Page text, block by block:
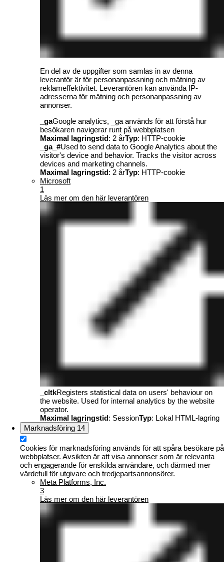
En del av de uppgifter som samlas in av denna
leverantör är för personanpassning och mätning av
reklameffektivitet. Leverantören kan använda IP-
adresserna för mätning och personanpassning av
annonser.
_gaGoogle analytics, _ga används för att förstå hur
besökaren navigerar runt på webbplatsen
Maximal lagringstid: 2 årTyp: HTTP-cookie
_ga_#Used to send data to Google Analytics about the
visitor's device and behavior. Tracks the visitor across
devices and marketing channels.
Maximal lagringstid: 2 årTyp: HTTP-cookie
Microsoft
1
Läs mer om den här leverantören
_cltkRegisters statistical data on users' behaviour on
the website. Used for internal analytics by the website
operator.
Maximal lagringstid: SessionTyp: Lokal HTML-lagring
Marknadsföring 14
Cookies för marknadsföring används för att spåra besökare på
webbplatser. Avsikten är att visa annonser som är relevanta
och engagerande för enskilda användare, och därmed mer
värdefull för utgivare och tredjepartsannonsörer.
Meta Platforms, Inc.
3
Läs mer om den här leverantören